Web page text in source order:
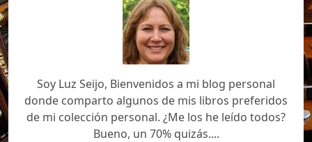
Soy Luz Seijo, Bienvenidos a mi blog personal
donde comparto algunos de mis libros preferidos
de mi colección personal. ¿Me los he leído todos?
Bueno, un 70% quizás....